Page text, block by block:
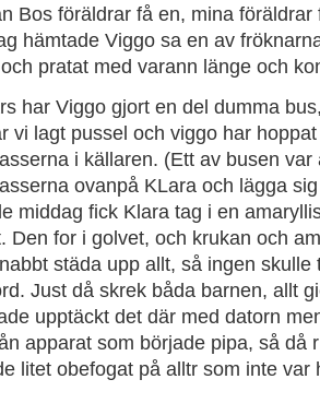
Bos föräldrar få en, mina
hämtade Viggo sa en av
pratat med varann länge och
har Viggo gjort en del dumma
vi lagt pussel och viggo har
i källaren. (Ett av busen var
ovanpå KLara och lägga
middag fick Klara tag i en
Den for i golvet, och krukan och
städa upp allt, så ingen skulle
Just då skrek båda barnen, allt
upptäckt det där med datorn
apparat som började pipa, så då
litet obefogat på alltr som inte var